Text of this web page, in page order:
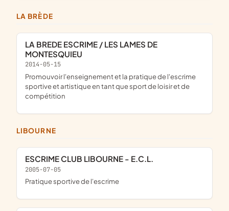
LA BRÈDE
LA BREDE ESCRIME / LES LAMES DE
MONTESQUIEU
2014-05-15
promouvoir l'enseignement et la pratique de l'escrime
sportive et artistique en tant que sport de loisir et de
compétition
LIBOURNE
ESCRIME CLUB LIBOURNE - E.C.L.
2005-07-05
Pratique sportive de l'escrime